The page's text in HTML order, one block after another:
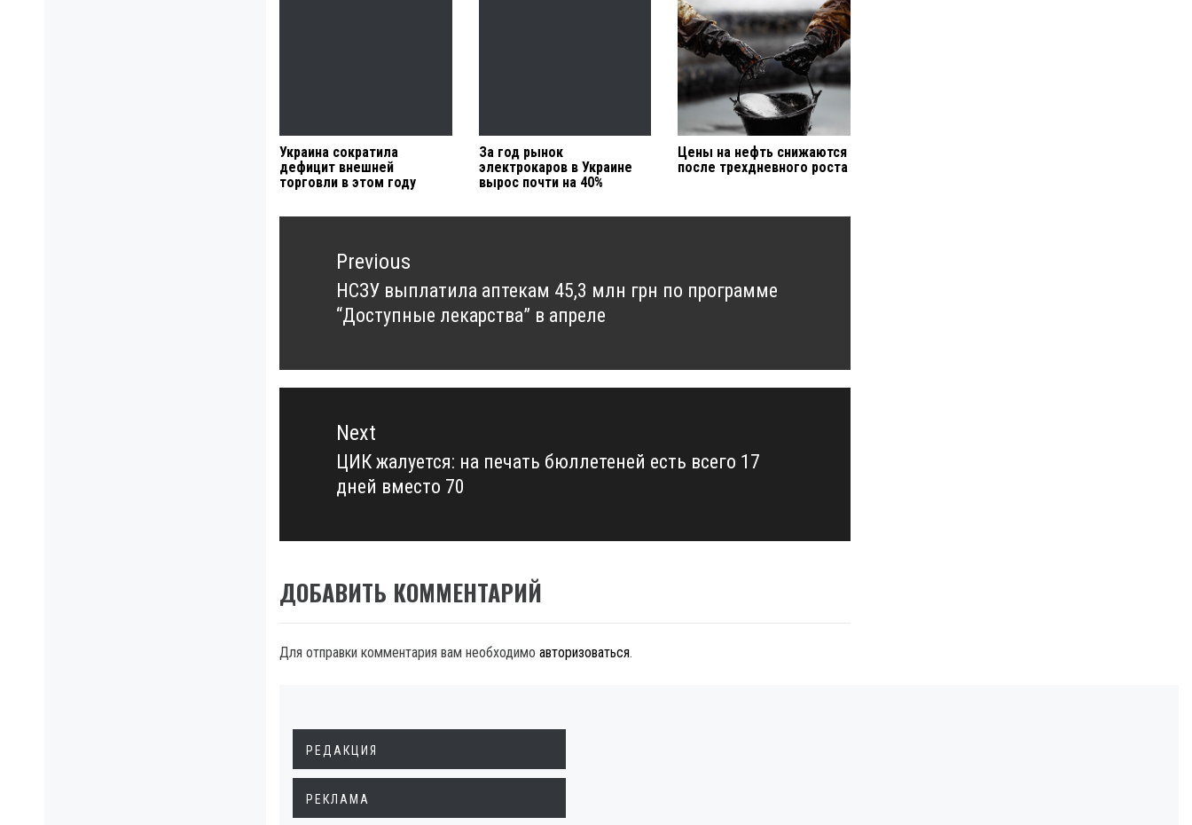
Украина сократила
дефицит внешней
торговли в этом году
За год рынок
электрокаров в Украине
вырос почти на 40%
Цены на нефть снижаются
после трехдневного роста
Навигация
записямPrevious
Previous
post:
НСЗУ выплатила аптекам 45,3 млн грн по программе
“Доступные лекарства” в апреле
Next
Next
post:
ЦИК жалуется: на печать бюллетеней есть всего 17
дней вместо 70
ДОБАВИТЬ КОММЕНТАРИЙ
Для отправки комментария вам необходимо авторизоваться.
РЕДАКЦИЯ
РЕКЛАМА